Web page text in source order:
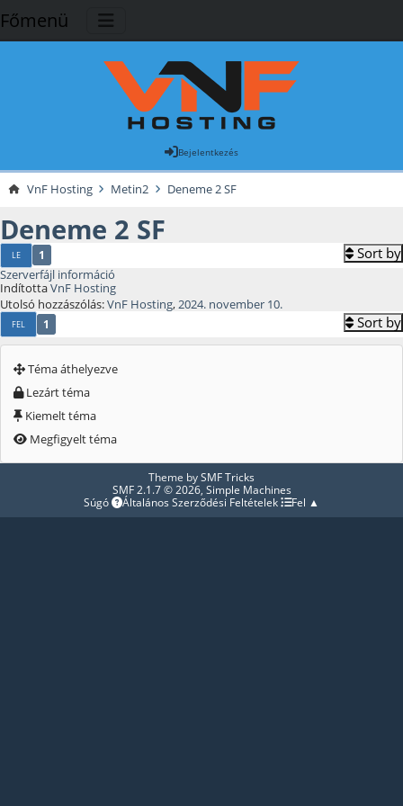
Főmenü
Bejelentkezés
VnF Hosting Metin2 Deneme 2 SF
Deneme 2 SF
LE 1 Sort by
Szerverfájl információ
IndítottaVnF Hosting
Utolsó hozzászólás:VnF Hosting,2024. november 10.
FEL 1 Sort by
Téma áthelyezve
Lezárt téma
Kiemelt téma
Megfigyelt téma
Theme bySMF Tricks
SMF 2.1.7 © 2026, Simple Machines
Súgó
Általános Szerződési Feltételek Fel ▲